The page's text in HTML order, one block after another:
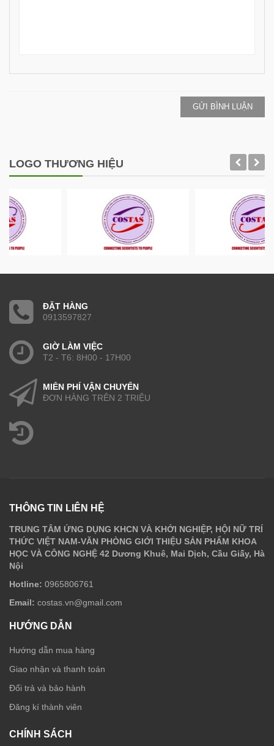
GỬI BÌNH LUẬN
LOGO THƯƠNG HIỆU
ĐẶT HÀNG
0913597827
GIỜ LÀM VIỆC
T2 - T6: 8H00 - 17H00
MIỄN PHÍ VẬN CHUYỂN
ĐƠN HÀNG TRÊN 2 TRIỆU
THÔNG TIN LIÊN HỆ
TRUNG TÂM ỨNG DỤNG KHCN VÀ KHỞI NGHIỆP, HỘI NỮ TRÍ
THỨC VIỆT NAM-VĂN PHÒNG GIỚI THIỆU SẢN PHẨM KHOA
HỌC VÀ CÔNG NGHỆ 42 Dương Khuê, Mai Dịch, Cầu Giấy, Hà
Nội
Hotline: 0965806761
Email: costas.vn@gmail.com
HƯỚNG DẪN
Hướng dẫn mua hàng
Giao nhận và thanh toán
Đổi trả và bảo hành
Đăng kí thành viên
CHÍNH SÁCH